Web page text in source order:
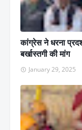
कांग्रेस ने धरना
बर्खास्तगी की मांग
January 29, 2025